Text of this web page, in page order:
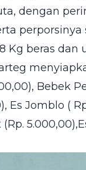
dengan
perporsinya
Kg beras
Bebek
Es Jomblo (